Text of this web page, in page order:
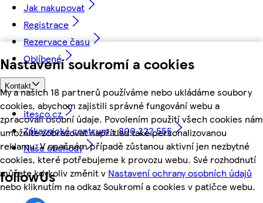
Nastavení soukromí a cookies
My a našich 18 partnerů používáme nebo ukládáme soubory
cookies, abychom zajistili správné fungování webu a
zpracovali osobní údaje. Povolením použití všech cookies nám
umožníte zobrazovat například také personalizovanou
reklamu. V opačném případě zůstanou aktivní jen nezbytné
cookies, které potřebujeme k provozu webu. Své rozhodnutí
můžete kdykoliv změnit v Nastavení ochrany osobních údajů
nebo kliknutím na odkaz Soukromí a cookies v patičce webu.
Jak nakupovat
Registrace
Rezervace času
Oblíbené
Kontakt
itesco.cz
Zákaznické centrum - 800 222 555
Naše obchody
followUs